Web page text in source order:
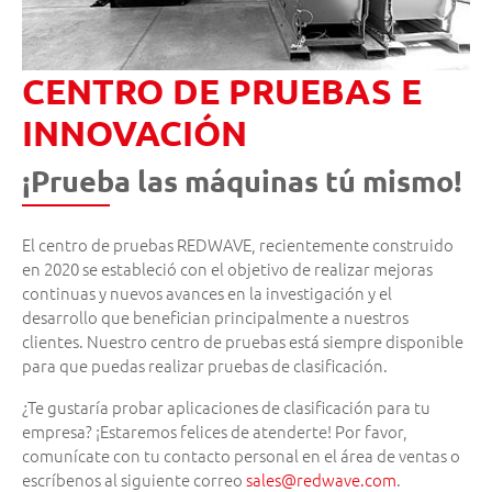
CENTRO DE PRUEBAS E
INNOVACIÓN
¡Prueba las máquinas tú mismo!
El centro de pruebas REDWAVE, recientemente construido
en 2020 se estableció con el objetivo de realizar mejoras
continuas y nuevos avances en la investigación y el
desarrollo que benefician principalmente a nuestros
clientes. Nuestro centro de pruebas está siempre disponible
para que puedas realizar pruebas de clasificación.
¿Te gustaría probar aplicaciones de clasificación para tu
empresa? ¡Estaremos felices de atenderte! Por favor,
comunícate con tu contacto personal en el área de ventas o
escríbenos al siguiente correosales@redwave.com.